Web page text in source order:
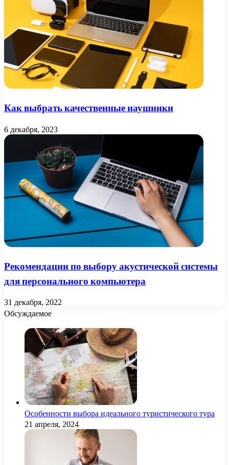
Как выбрать качественные наушники
6 декабря, 2023
Рекомендации по выбору акустической системы
для персонального компьютера
31 декабря, 2022
Обсуждаемое
Особенности выбора идеального туристического тура
21 апреля, 2024